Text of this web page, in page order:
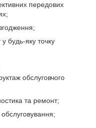
передових
будь-яку точку
обслуговчого
та ремонт;
обслуговування;